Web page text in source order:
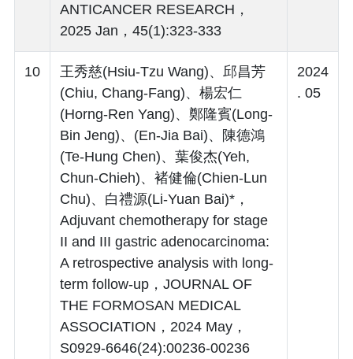
ANTICANCER RESEARCH，
2025 Jan，45(1):323-333
10
王秀慈(Hsiu-Tzu Wang)、邱昌芳
(Chiu, Chang-Fang)、楊宏仁
(Horng-Ren Yang)、鄭隆賓(Long-
Bin Jeng)、(En-Jia Bai)、陳德鴻
(Te-Hung Chen)、葉俊杰(Yeh,
Chun-Chieh)、褚健倫(Chien-Lun
Chu)、白禮源(Li-Yuan Bai)*，
Adjuvant chemotherapy for stage
II and III gastric adenocarcinoma:
A retrospective analysis with long-
term follow-up，JOURNAL OF
THE FORMOSAN MEDICAL
ASSOCIATION，2024 May，
S0929-6646(24):00236-00236
2024
. 05